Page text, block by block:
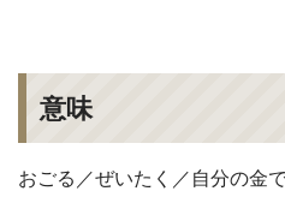
意味
おごる／ぜいたく／自分の金